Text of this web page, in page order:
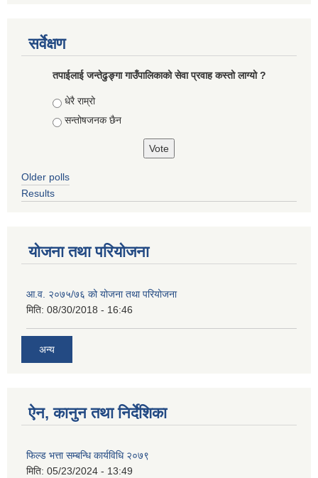
सर्वेक्षण
तपाईलाई जन्तेढुङ्गा गाउँपालिकाको सेवा प्रवाह कस्तो लाग्यो ?
Choices
धेरै राम्रो
सन्तोषजनक छैन
Older polls
Results
योजना तथा परियोजना
आ.व. २०७५/७६ को योजना तथा परियोजना
मिति: 08/30/2018 - 16:46
अन्य
ऐन, कानुन तथा निर्देशिका
फिल्ड भत्ता सम्बन्धि कार्यविधि २०७९
मिति: 05/23/2024 - 13:49